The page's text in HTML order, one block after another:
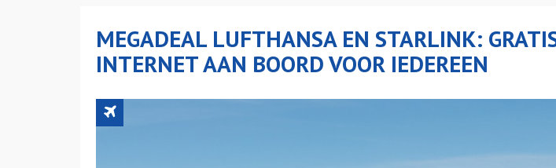
MEGADEAL LUFTHANSA EN STARLINK:
INTERNET AAN BOORD VOOR IEDEREEN